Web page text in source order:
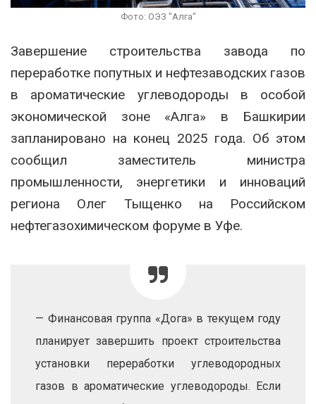
Фото: ОЭЗ "Алга"
Завершение строительства завода по
переработке попутных и нефтезаводских газов
в ароматические углеводороды в особой
экономической зоне «Алга» в Башкирии
запланировано на конец 2025 года. Об этом
сообщил заместитель министра
промышленности, энергетики и инноваций
региона Олег Тыщенко на Российском
нефтегазохимическом форуме в Уфе.
— Финансовая группа «Дога» в текущем году
планирует завершить проект строительства
установки переработки углеводородных
газов в ароматические углеводороды. Если